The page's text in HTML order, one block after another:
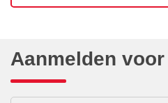
Aanmelden